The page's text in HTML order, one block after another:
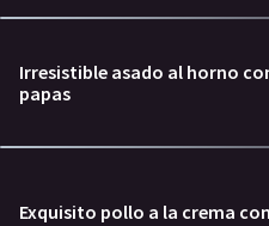
Irresistible asado al horno
papas
Exquisito pollo a la crema